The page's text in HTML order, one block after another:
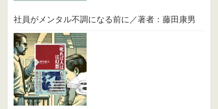
社員がメンタル不調になる前に／著者：藤田康男